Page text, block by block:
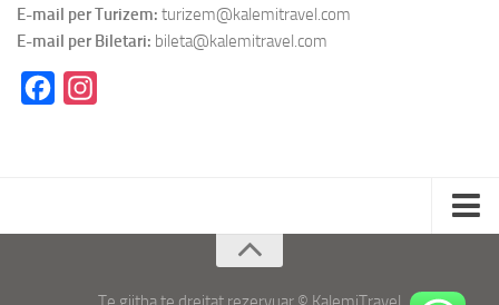
E-mail per Turizem: turizem@kalemitravel.com
E-mail per Biletari: bileta@kalemitravel.com
Facebook
Termat e Perdorimit/Blerja Online